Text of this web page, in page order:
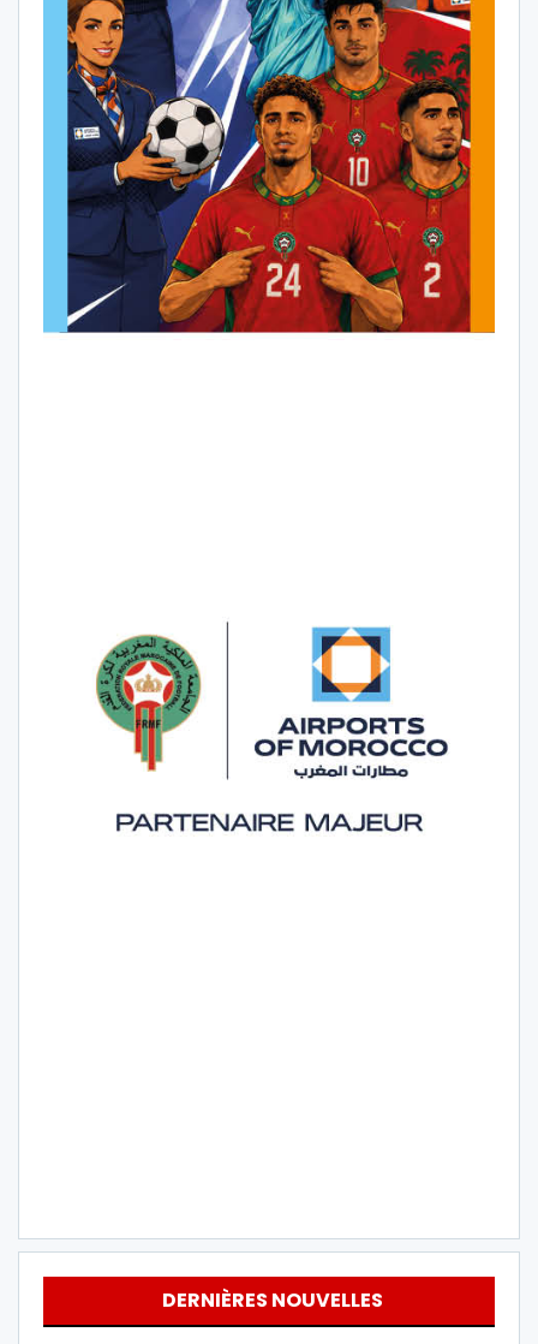
DERNIÈRES NOUVELLES